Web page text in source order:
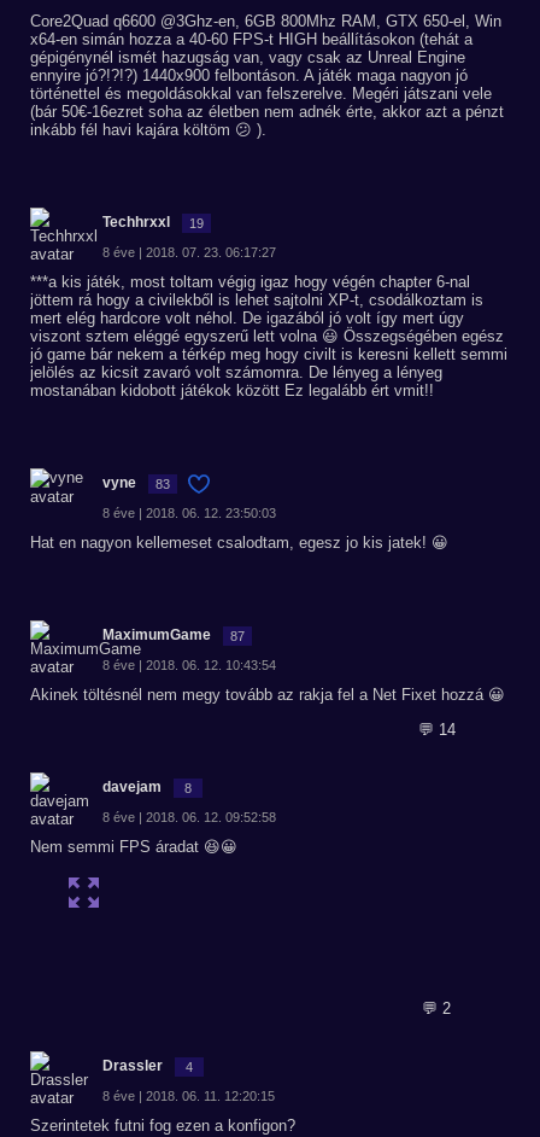
Core2Quad q6600 @3Ghz-en, 6GB 800Mhz RAM, GTX 650-el, Win
x64-en simán hozza a 40-60 FPS-t HIGH beállításokon (tehát a
gépigénynél ismét hazugság van, vagy csak az Unreal Engine
ennyire jó?!?!?) 1440x900 felbontáson. A játék maga nagyon jó
történettel és megoldásokkal van felszerelve. Megéri játszani vele
(bár 50€-16ezret soha az életben nem adnék érte, akkor azt a pénzt
inkább fél havi kajára költöm 😕 ).
Techhrxxl 19
8 éve | 2018. 07. 23. 06:17:27
***a kis játék, most toltam végig igaz hogy végén chapter 6-nal
jöttem rá hogy a civilekből is lehet sajtolni XP-t, csodálkoztam is
mert elég hardcore volt néhol. De igazából jó volt így mert úgy
viszont sztem eléggé egyszerű lett volna 😃 Összegségében egész
jó game bár nekem a térkép meg hogy civilt is keresni kellett semmi
jelölés az kicsit zavaró volt számomra. De lényeg a lényeg
mostanában kidobott játékok között Ez legalább ért vmit!!
vyne 83
8 éve | 2018. 06. 12. 23:50:03
Hat en nagyon kellemeset csalodtam, egesz jo kis jatek! 😀
MaximumGame 87
8 éve | 2018. 06. 12. 10:43:54
Akinek töltésnél nem megy tovább az rakja fel a Net Fixet hozzá 😀
💬 14
davejam 8
8 éve | 2018. 06. 12. 09:52:58
Nem semmi FPS áradat 😆😀
💬 2
Drassler 4
8 éve | 2018. 06. 11. 12:20:15
Szerintetek futni fog ezen a konfigon?